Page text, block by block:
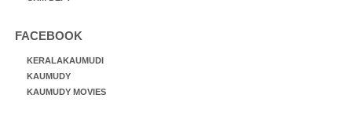
FACEBOOK
KERALAKAUMUDI
KAUMUDY
KAUMUDY MOVIES